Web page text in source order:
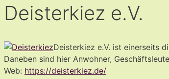
Deisterkiez e.V.
Deisterkiez e.V. ist einerseits
Daneben sind hier Anwohner,
Web: https://deisterkiez.de/